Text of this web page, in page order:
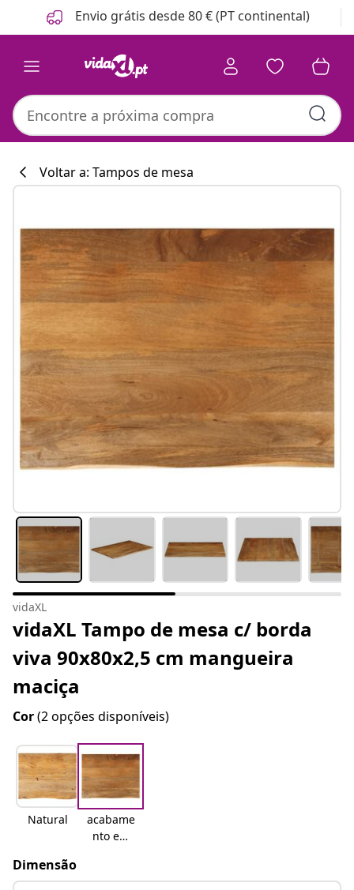
Anterior
Seguinte Envio grátis desde 80 € (PT continental)
Voltar a: Tampos de mesa
vidaXL
vidaXL Tampo de mesa c/ borda
viva 90x80x2,5 cm mangueira
maciça
Cor(2 opções disponíveis)
Natural
acabame
nto em
Dimensão